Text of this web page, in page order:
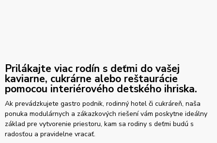
Prilákajte viac rodín s deťmi do vašej
kaviarne, cukrárne alebo reštaurácie
pomocou interiérového detského ihriska.
Ak prevádzkujete gastro podnik, rodinný hotel či cukráreň, naša
ponuka modulárnych a zákazkových riešení vám poskytne ideálny
základ pre vytvorenie priestoru, kam sa rodiny s deťmi budú s
radosťou a pravidelne vracať.